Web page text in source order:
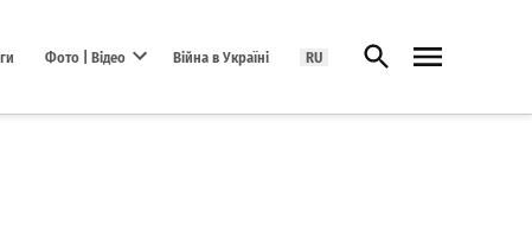
Фото | Відео Війна в Україні RU Відкрити пошук